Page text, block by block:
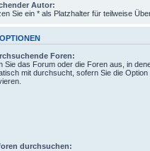
Autor:
Sie ein * als Platzhalter für teilweise
Foren:
Sie das Forum oder die Foren aus, in
mit durchsucht, sofern Sie die
durchsuchen: